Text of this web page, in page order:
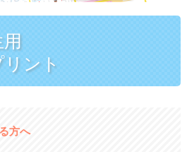
用
ント
方へ